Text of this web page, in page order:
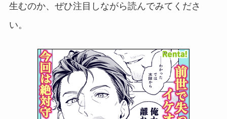
生むのか、ぜひ注目しながら読んでみてくださ
い。